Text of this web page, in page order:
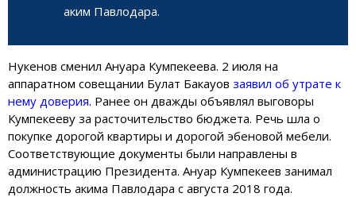
аким Павлодара.
Нукенов сменил Ануара Кумпекеева. 2 июля на
аппаратном совещании Булат Бакауов заявил об утрате к
нему доверия. Ранее он дважды объявлял выговоры
Кумпекееву за расточительство бюджета. Речь шла о
покупке дорогой квартиры и дорогой эбеновой мебели.
Соответствующие документы были направлены в
администрацию Президента. Ануар Кумпекеев занимал
должность акима Павлодара с августа 2018 года.